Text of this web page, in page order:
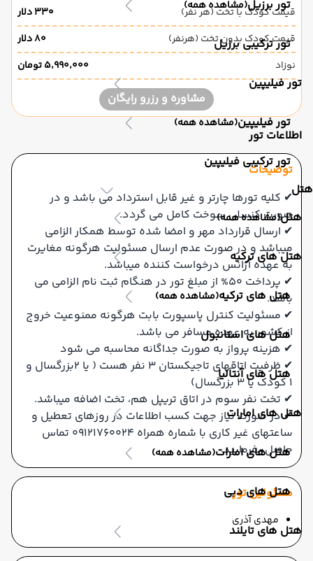
تور برزیل(مشاهده همه)
تور ترکیبی برزیل
تور فیلیپین
تور فیلیپین(مشاهده همه)
تور ترکیبی فیلیپین
هتل
هتل(مشاهده همه)
هتل های ترکیه
هتل های ترکیه(مشاهده همه)
هتل های استانبول
هتل های آنتالیا
هتل های امارات
هتل های امارات(مشاهده همه)
هتل های دبی
هتل های تایلند
قیمت کودک با تخت (هر نفر)
۳۳۰ دلار
قیمت کودک بدون تخت (هرنفر)
۸۰ دلار
نوزاد
۵٬۹۹۰٬۰۰۰ تومان
مشاوره و رزرو رایگان
اطلاعات تور
توضیحات
✔ کلیه تورها چارتر و غیر قابل استرداد می باشد و در
صورت کنسلی سوخت کامل می گردد.
✔ ارسال قرارداد مهر و امضا شده توسط همکار الزامی
میباشد و در صورت عدم ارسال مسئولیت هرگونه مغایرت
به عهده آژانس درخواست کننده میباشد.
✔ پرداخت 50% از مبلغ تور در هنگام ثبت نام الزامی می
باشد.
✔ مسئولیت کنترل پاسپورت بابت هرگونه ممنوعیت خروج
از کشور به عهده مسافر می باشد.
✔ هزینه پرواز به صورت جداگانه محاسبه می شود
✔ ظرفیت اتاقهای تاجیکستان ۳ نفر هست ( یا ۲بزرگسال و
۱ کودک یا ۳ بزرگسال)
✔ تخت نفر سوم در اتاق تریپل هم، تخت اضافه میباشد.
✔ در صورت نیاز جهت کسب اطلاعات در روزهای تعطیل و
ساعتهای غیر کاری با شماره همراه 09121760024 تماس
حاصل بفرمایید.
مسئولین تور
مهدی آذری